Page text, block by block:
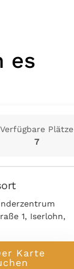
es
Verfügbare Plätze
7
1, Iserlohn,
Karte